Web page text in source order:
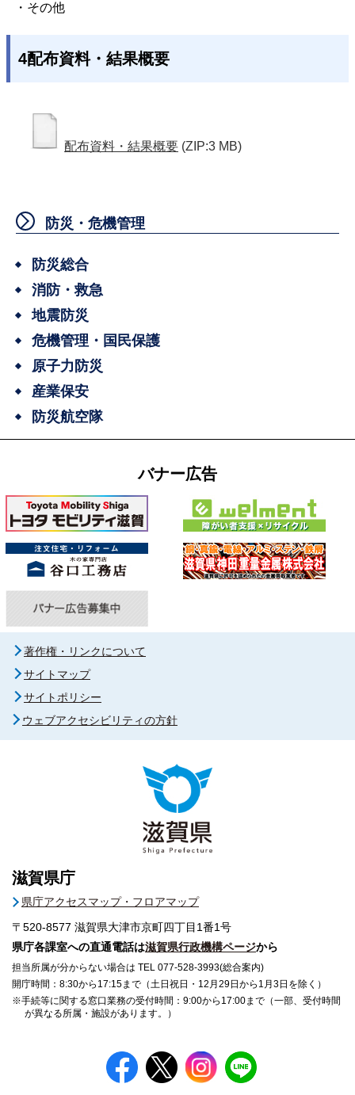
・その他
4配布資料・結果概要
配布資料・結果概要 (ZIP:3 MB)
防災・危機管理
防災総合
消防・救急
地震防災
危機管理・国民保護
原子力防災
産業保安
防災航空隊
バナー広告
著作権・リンクについて
サイトマップ
サイトポリシー
ウェブアクセシビリティの方針
滋賀県庁
県庁アクセスマップ・フロアマップ
〒520-8577 滋賀県大津市京町四丁目1番1号
県庁各課室への直通電話は滋賀県行政機構ページから
担当所属が分からない場合は TEL 077-528-3993(総合案内)
開庁時間：8:30から17:15まで（土日祝日・12月29日から1月3日を除く）
※手続等に関する窓口業務の受付時間：9:00から17:00まで（一部、受付時間
が異なる所属・施設があります。）